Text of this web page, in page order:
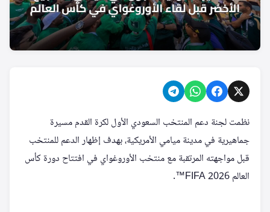
نظمت لجنة دعم المنتخب السعودي الأول لكرة القدم مسيرة
جماهيرية في مدينة ميامي الأمريكية، بهدف إظهار الدعم للمنتخب
قبل مواجهته المرتقبة مع منتخب الأوروغواي في افتتاح دورة كأس
العالم FIFA 2026™.